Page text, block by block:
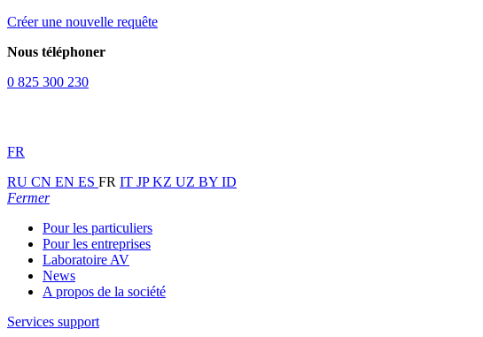
Créer une nouvelle requête
Nous téléphoner
0 825 300 230
FR
RU CN EN ES FR IT JPKZ UZ BY ID
Fermer
Pour les particuliers
Pour les entreprises
Laboratoire AV
News
A propos de la société
Services support